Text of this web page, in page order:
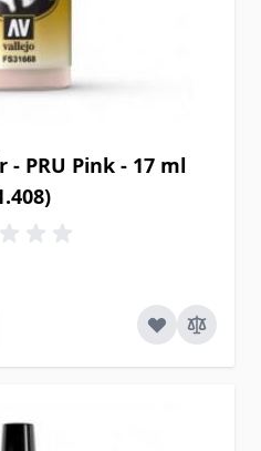
PRU Pink - 17 ml